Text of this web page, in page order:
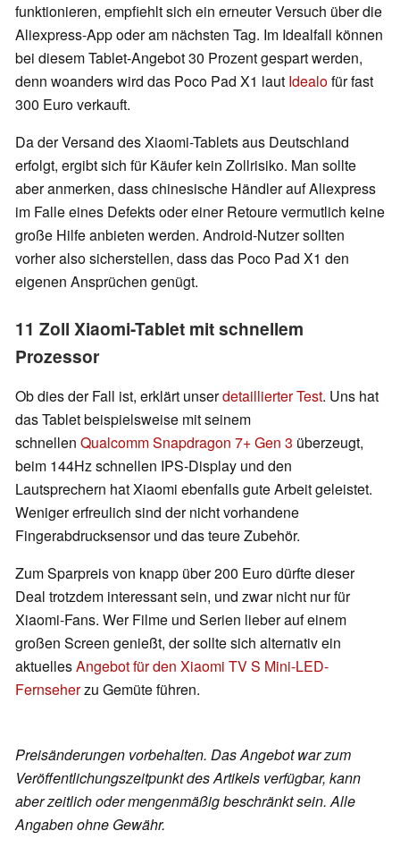
funktionieren, empfiehlt sich ein erneuter Versuch über die
Aliexpress-App oder am nächsten Tag. Im Idealfall können
bei diesem Tablet-Angebot 30 Prozent gespart werden,
denn woanders wird das Poco Pad X1 laut Idealofür fast
300 Euro verkauft.
Da der Versand des Xiaomi-Tablets aus Deutschland
erfolgt, ergibt sich für Käufer kein Zollrisiko. Man sollte
aber anmerken, dass chinesische Händler auf Aliexpress
im Falle eines Defekts oder einer Retoure vermutlich keine
große Hilfe anbieten werden. Android-Nutzer sollten
vorher also sicherstellen, dass das Poco Pad X1 den
eigenen Ansprüchen genügt.
11 Zoll Xiaomi-Tablet mit schnellem
Prozessor
Ob dies der Fall ist, erklärt unserdetaillierter Test. Uns hat
das Tablet beispielsweise mit seinem
schnellen Qualcomm Snapdragon 7+ Gen 3 überzeugt,
beim 144Hz schnellen IPS-Display und den
Lautsprechern hat Xiaomi ebenfalls gute Arbeit geleistet.
Weniger erfreulich sind der nicht vorhandene
Fingerabdrucksensor und das teure Zubehör.
Zum Sparpreis von knapp über 200 Euro dürfte dieser
Deal trotzdem interessant sein, und zwar nicht nur für
Xiaomi-Fans. Wer Filme und Serien lieber auf einem
großen Screen genießt, der sollte sich alternativ ein
aktuellesAngebot für den Xiaomi TV S Mini-LED-
Fernseherzu Gemüte führen.
Preisänderungen vorbehalten. Das Angebot war zum
Veröffentlichungszeitpunkt des Artikels verfügbar, kann
aber zeitlich oder mengenmäßig beschränkt sein. Alle
Angaben ohne Gewähr.